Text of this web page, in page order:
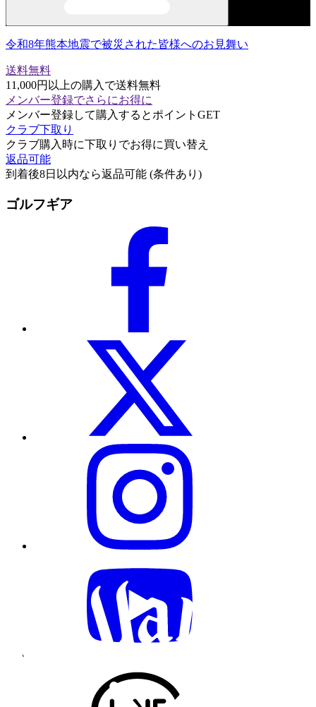
令和8年熊本地震で被災された皆様へのお見舞い
送料無料
11,000円以上の購入で送料無料
メンバー登録でさらにお得に
メンバー登録して購入するとポイントGET
クラブ下取り
クラブ購入時に下取りでお得に買い替え
返品可能
到着後8日以内なら返品可能 (条件あり)
ゴルフギア